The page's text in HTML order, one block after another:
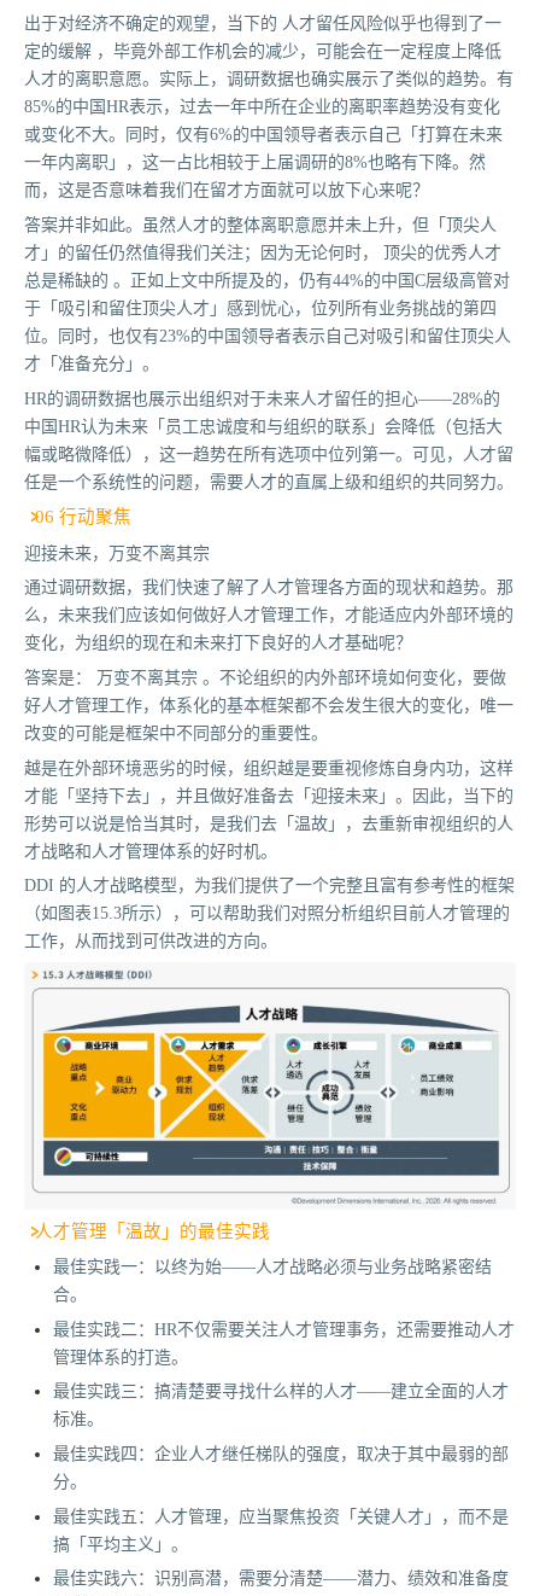
出于对经济不确定的观望，当下的 人才留任风险似乎也得到了一
定的缓解 ，毕竟外部工作机会的减少，可能会在一定程度上降低
人才的离职意愿。实际上，调研数据也确实展示了类似的趋势。有
85%的中国HR表示，过去一年中所在企业的离职率趋势没有变化
或变化不大。同时，仅有6%的中国领导者表示自己「打算在未来
一年内离职」，这一占比相较于上届调研的8%也略有下降。然
而，这是否意味着我们在留才方面就可以放下心来呢？
答案并非如此。虽然人才的整体离职意愿并未上升，但「顶尖人
才」的留任仍然值得我们关注；因为无论何时， 顶尖的优秀人才
总是稀缺的 。正如上文中所提及的，仍有44%的中国C层级高管对
于「吸引和留住顶尖人才」感到忧心，位列所有业务挑战的第四
位。同时，也仅有23%的中国领导者表示自己对吸引和留住顶尖人
才「准备充分」。
HR的调研数据也展示出组织对于未来人才留任的担心——28%的
中国HR认为未来「员工忠诚度和与组织的联系」会降低（包括大
幅或略微降低），这一趋势在所有选项中位列第一。可见，人才留
任是一个系统性的问题，需要人才的直属上级和组织的共同努力。
06 行动聚焦
迎接未来，万变不离其宗
通过调研数据，我们快速了解了人才管理各方面的现状和趋势。那
么，未来我们应该如何做好人才管理工作，才能适应内外部环境的
变化，为组织的现在和未来打下良好的人才基础呢？
答案是： 万变不离其宗 。不论组织的内外部环境如何变化，要做
好人才管理工作，体系化的基本框架都不会发生很大的变化，唯一
改变的可能是框架中不同部分的重要性。
越是在外部环境恶劣的时候，组织越是要重视修炼自身内功，这样
才能「坚持下去」，并且做好准备去「迎接未来」。因此，当下的
形势可以说是恰当其时，是我们去「温故」，去重新审视组织的人
才战略和人才管理体系的好时机。
DDI 的人才战略模型，为我们提供了一个完整且富有参考性的框架
（如图表15.3所示），可以帮助我们对照分析组织目前人才管理的
工作，从而找到可供改进的方向。
人才管理「温故」的最佳实践
最佳实践一：以终为始——人才战略必须与业务战略紧密结
合。
最佳实践二：HR不仅需要关注人才管理事务，还需要推动人才
管理体系的打造。
最佳实践三：搞清楚要寻找什么样的人才——建立全面的人才
标准。
最佳实践四：企业人才继任梯队的强度，取决于其中最弱的部
分。
最佳实践五：人才管理，应当聚焦投资「关键人才」，而不是
搞「平均主义」。
最佳实践六：识别高潜，需要分清楚——潜力、绩效和准备度